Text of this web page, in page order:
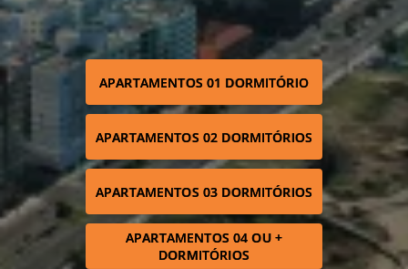
APARTAMENTOS 01 DORMITÓRIO
APARTAMENTOS 02 DORMITÓRIOS
APARTAMENTOS 03 DORMITÓRIOS
APARTAMENTOS 04 OU +
DORMITÓRIOS